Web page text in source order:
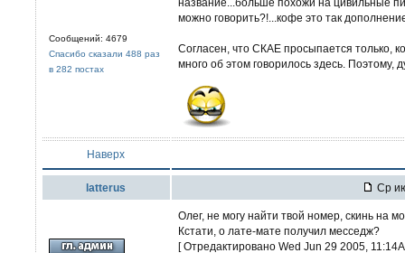
Сообщений: 4679
Спасибо сказали 488 раз
в 282 постах
можно говорить?!...кофе это так
Согласен, что СКАЕ просыпается только,
много об этом говорилось здесь. Поэтому,
Наверх
latterus Ср
Олег, не могу найти твой номер, скинь на
Кстати, о лате-мате получил месседж?
[ Отредактировано Wed Jun 29 2005,